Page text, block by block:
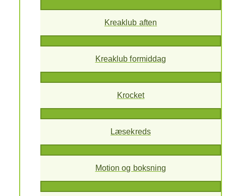
Kreaklub aften
Kreaklub formiddag
Krocket
Læsekreds
Motion og boksning